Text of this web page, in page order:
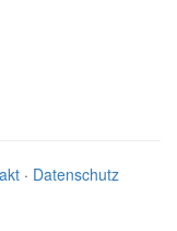
· Datenschutz